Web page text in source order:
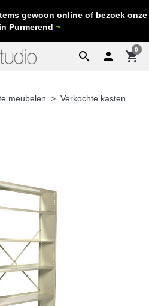
gewoon online of bezoek onze
Purmerend ~
search  shopping_cart
0
meubelen Verkochte kasten